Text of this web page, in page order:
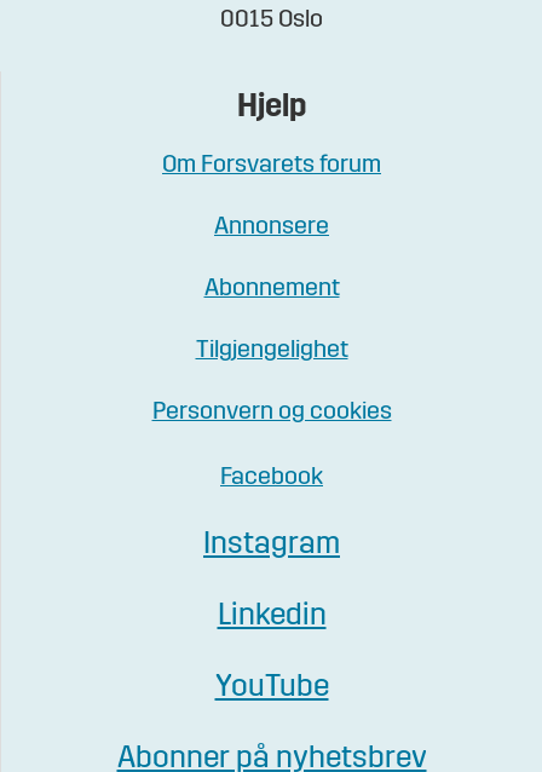
0015 Oslo
Hjelp
Om Forsvarets forum
Annonsere
Abonnement
Tilgjengelighet
Personvern og cookies
Facebook
Instagram
Linkedin
YouTube
Abonner på nyhetsbrev